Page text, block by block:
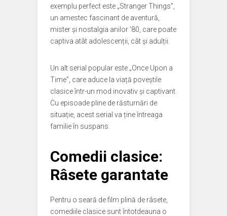
exemplu perfect este „Stranger Things”,
un amestec fascinant de aventură,
mister și nostalgia anilor ’80, care poate
captiva atât adolescenții, cât și adulții.
Un alt serial popular este „Once Upon a
Time”, care aduce la viață poveștile
clasice într-un mod inovativ și captivant.
Cu episoade pline de răsturnări de
situație, acest serial va ține întreaga
familie în suspans.
Comedii clasice:
Râsete garantate
Pentru o seară de film plină de râsete,
comediile clasice sunt întotdeauna o